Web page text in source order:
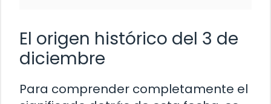
El origen histórico del 3 de
diciembre
Para comprender completamente el